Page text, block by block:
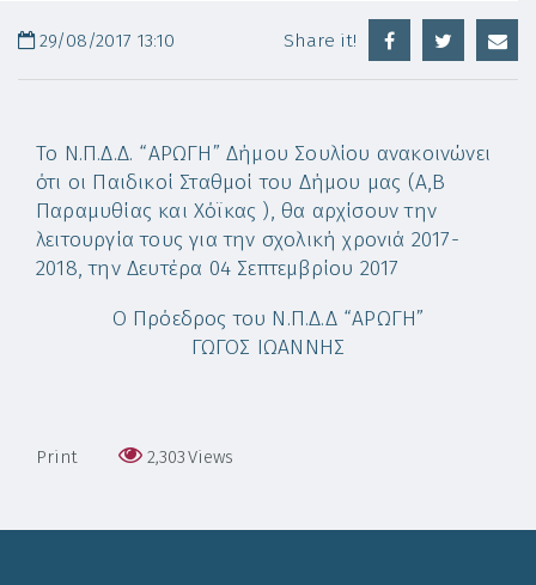
29/08/2017 13:10 Share it!
Το Ν.Π.Δ.Δ. “ΑΡΩΓΗ” Δήμου Σουλίου ανακοινώνει
ότι οι Παιδικοί Σταθμοί του Δήμου μας (Α,Β
Παραμυθίας και Χόϊκας ), θα αρχίσουν την
λειτουργία τους για την σχολική χρονιά 2017-
2018, την Δευτέρα 04 Σεπτεμβρίου 2017
Ο Πρόεδρος του Ν.Π.Δ.Δ “ΑΡΩΓΗ”
ΓΩΓΟΣ ΙΩΑΝΝΗΣ
Print 2,303Views